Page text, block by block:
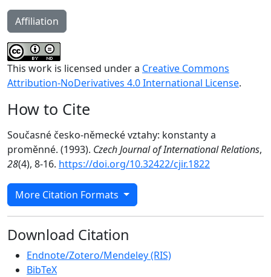
Affiliation
This work is licensed under a Creative Commons
Attribution-NoDerivatives 4.0 International License.
How to Cite
Současné česko-německé vztahy: konstanty a
proměnné. (1993). Czech Journal of International Relations,
28(4), 8-16. https://doi.org/10.32422/cjir.1822
More Citation Formats
Download Citation
Endnote/Zotero/Mendeley (RIS)
BibTeX